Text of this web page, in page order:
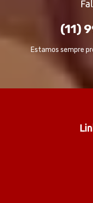
(11)
Estamos sempre